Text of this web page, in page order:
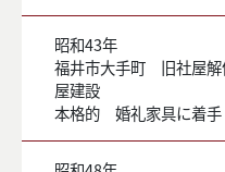
昭和43年
福井市大手町 旧社屋解
屋建設
本格的 婚礼家具に着手